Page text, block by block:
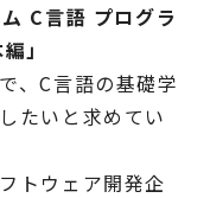
C言語 プログラ
」
、C言語の基礎学
たいと求めてい
トウェア開発企